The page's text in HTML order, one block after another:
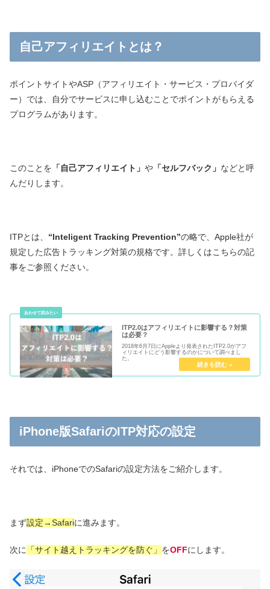
自己アフィリエイトとは？
ポイントサイトやASP（アフィリエイト・サービス・プロバイダ
ー）では、自分でサービスに申し込むことでポイントがもらえる
プログラムがあります。
このことを 「自己アフィリエイト」 や 「セルフバック」 などと呼
んだりします。
ITPとは、 “Inteligent Tracking Prevention”の略で、Apple社が
規定した広告トラッキング対策の規格です。詳しくはこちらの記
事をご参照ください。
ITP2.0はアフィリエイトに影響する？対策
は必要？
2018年6月7日にAppleより発表されたITP2.0がアフ
ィリエイトにどう影響するのかについて調べまし
た。
iPhone版SafariのITP対応の設定
それでは、iPhoneでのSafariの設定方法をご紹介します。
まず設定→Safariに進みます。
次に 「サイト越えトラッキングを防ぐ」 をOFFにします。